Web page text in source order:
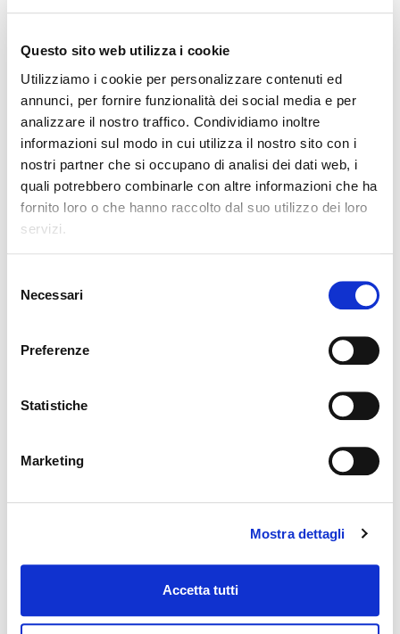
Questo sito web utilizza i cookie
Utilizziamo i cookie per personalizzare contenuti ed
annunci, per fornire funzionalità dei social media e per
analizzare il nostro traffico. Condividiamo inoltre
informazioni sul modo in cui utilizza il nostro sito con i
nostri partner che si occupano di analisi dei dati web, i
quali potrebbero combinarle con altre informazioni che ha
fornito loro o che hanno raccolto dal suo utilizzo dei loro
servizi.
delNecessari
Preferenze
Statistiche
Marketing
Mostra dettagli
Accetta tutti
25,00 €
P.Cataldi, M.La Rosa, M.Mazzola
ALFABETO DIGITALE